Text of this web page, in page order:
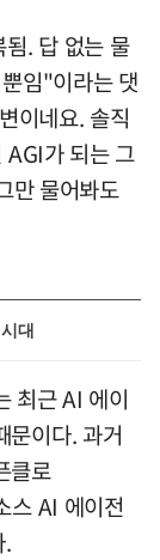
. 답 없는 물
임"이라는 댓
이네요. 솔직
AGI가 되는 그
만 물어봐도
대
최근 AI 에이
문이다. 과거
클로
스 AI 에이전
.